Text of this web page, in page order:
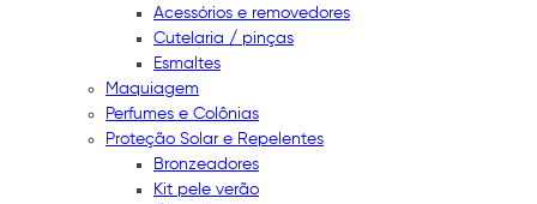
Acessórios e removedores
Cutelaria / pinças
Esmaltes
Maquiagem
Perfumes e Colônias
Proteção Solar e Repelentes
Bronzeadores
Kit pele verão